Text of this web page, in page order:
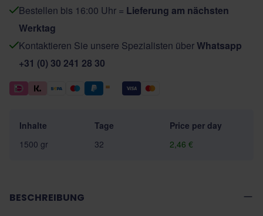
Bestellen bis 16:00 Uhr = Lieferung am nächsten
Werktag
Kontaktieren Sie unsere Spezialisten überWhatsapp
+31 (0) 30 241 28 30
Inhalte Tage
Price per day
1500 gr
32 2,46 €
BESCHREIBUNG